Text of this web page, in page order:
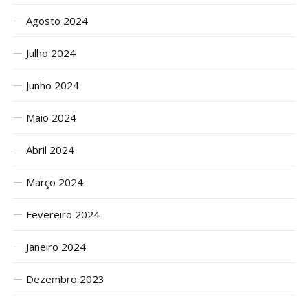
Agosto 2024
Julho 2024
Junho 2024
Maio 2024
Abril 2024
Março 2024
Fevereiro 2024
Janeiro 2024
Dezembro 2023